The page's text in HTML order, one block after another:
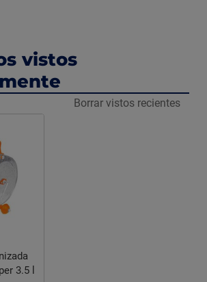
vistos
Borrar vistos recientes
3.5 l